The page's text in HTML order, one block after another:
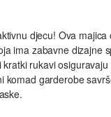
djecu! Ova
ima zabavne dizajne
rukavi
komad garderobe